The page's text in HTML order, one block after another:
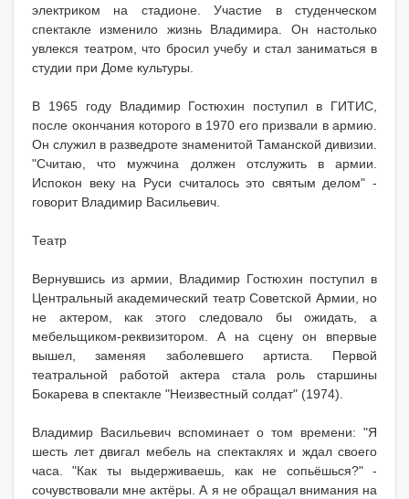
электриком на стадионе. Участие в студенческом
спектакле изменило жизнь Владимира. Он настолько
увлекся театром, что бросил учебу и стал заниматься в
студии при Доме культуры.
В 1965 году Владимир Гостюхин поступил в ГИТИС,
после окончания которого в 1970 его призвали в армию.
Он служил в разведроте знаменитой Таманской дивизии.
"Считаю, что мужчина должен отслужить в армии.
Испокон веку на Руси считалось это святым делом" -
говорит Владимир Васильевич.
Театр
Вернувшись из армии, Владимир Гостюхин поступил в
Центральный академический театр Советской Армии, но
не актером, как этого следовало бы ожидать, а
мебельщиком-реквизитором. А на сцену он впервые
вышел, заменяя заболевшего артиста. Первой
театральной работой актера стала роль старшины
Бокарева в спектакле "Неизвестный солдат" (1974).
Владимир Васильевич вспоминает о том времени: "Я
шесть лет двигал мебель на спектаклях и ждал своего
часа. "Как ты выдерживаешь, как не сопьёшься?" -
сочувствовали мне актёры. А я не обращал внимания на